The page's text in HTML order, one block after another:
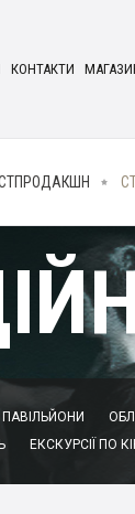
КОНТАКТИ
ПАВІЛЬЙОНИ
ЕКСКУРСІЇ ПО